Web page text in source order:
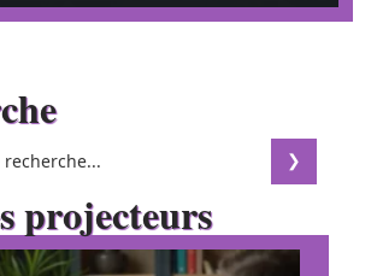
projecteurs